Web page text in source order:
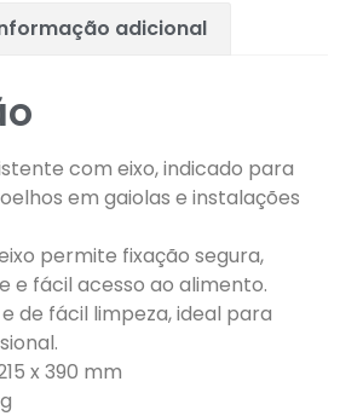
adicional
com eixo, indicado para
em gaiolas e instalações
permite fixação segura,
e fácil acesso ao alimento.
de fácil limpeza, ideal para
x 390 mm